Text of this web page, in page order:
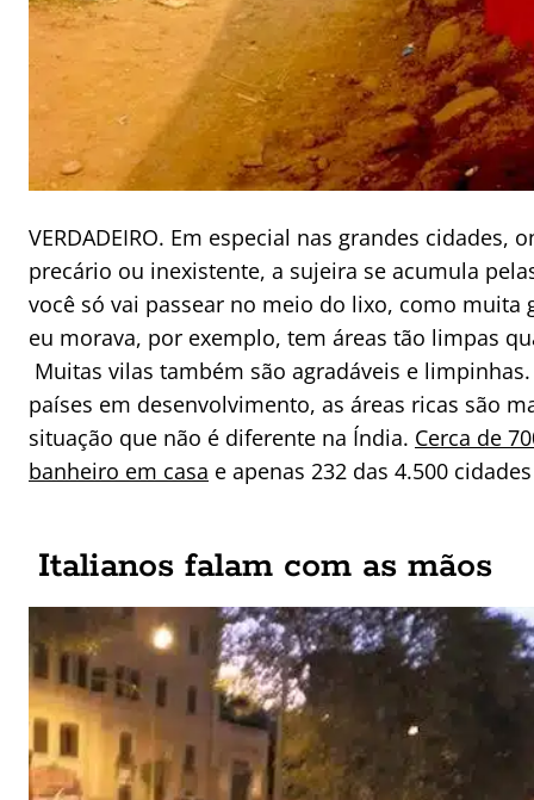
VERDADEIRO. Em especial nas grandes cidades,
precário ou inexistente, a sujeira se acumula
você só vai passear no meio do lixo, como muita
eu morava, por exemplo, tem áreas tão limpas
Muitas vilas também são agradáveis e
países em desenvolvimento, as áreas ricas são
situação que não é diferente na Índia. Cerca de
banheiro em casa e apenas 232 das 4.500
Italianos falam com as mãos